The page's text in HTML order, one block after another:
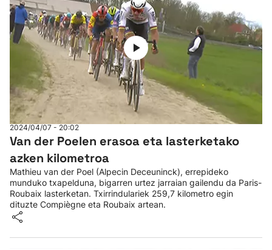
2024/04/07 - 20:02
Van der Poelen erasoa eta lasterketako
azken kilometroa
Mathieu van der Poel (Alpecin Deceuninck), errepideko
munduko txapelduna, bigarren urtez jarraian gailendu da Paris-
Roubaix lasterketan. Txirrindulariek 259,7 kilometro egin
dituzte Compiègne eta Roubaix artean.